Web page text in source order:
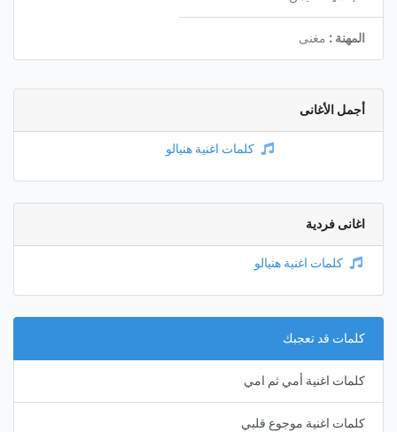
المهنة : مغنى
أجمل الأغانى
كلمات اغنية هنيالو
اغانى فردية
كلمات اغنية هنيالو
كلمات قد تعجبك
كلمات اغنية أمي ثم امي
كلمات اغنية موجوع قلبي